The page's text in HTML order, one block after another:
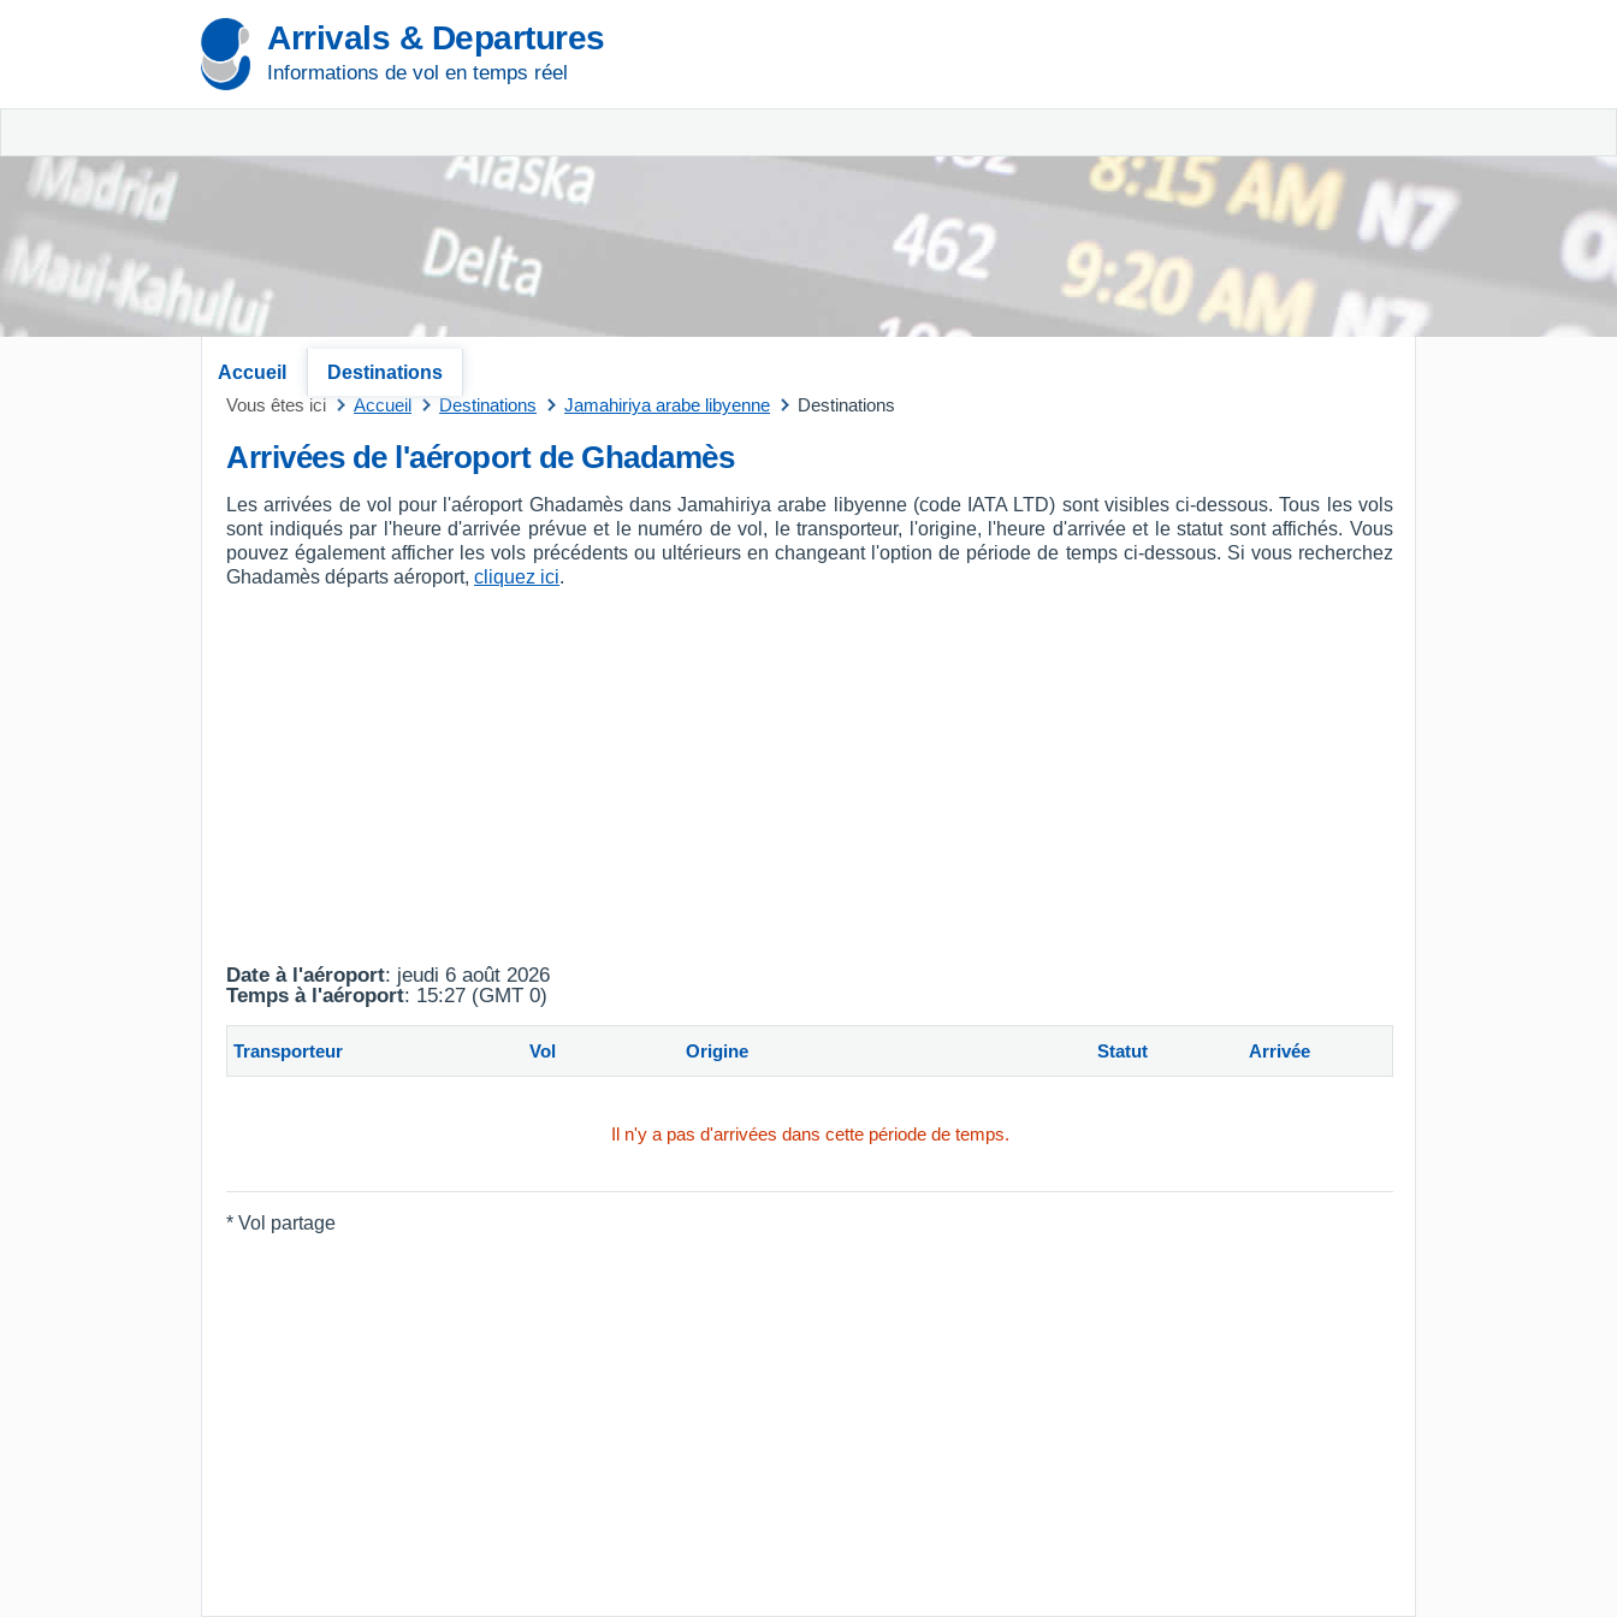
Arrivals & Departures
Informations de vol en temps réel
Accueil
Destinations
Vous êtes ici
Accueil Destinations Jamahiriya arabe libyenne Destinations
Arrivées de l'aéroport de Ghadamès
Les arrivées de vol pour l'aéroport Ghadamès dans Jamahiriya arabe libyenne (code IATA LTD) sont visibles ci-dessous. Tous les vols
sont indiqués par l'heure d'arrivée prévue et le numéro de vol, le transporteur, l'origine, l'heure d'arrivée et le statut sont affichés. Vous
pouvez également afficher les vols précédents ou ultérieurs en changeant l'option de période de temps ci-dessous. Si vous recherchez
Ghadamès départs aéroport, cliquez ici.
Date à l'aéroport: jeudi 6 août 2026
Temps à l'aéroport: 15:27 (GMT 0)
Transporteur Vol Origine Statut Arrivée
Il n'y a pas d'arrivées dans cette période de temps.
* Vol partage